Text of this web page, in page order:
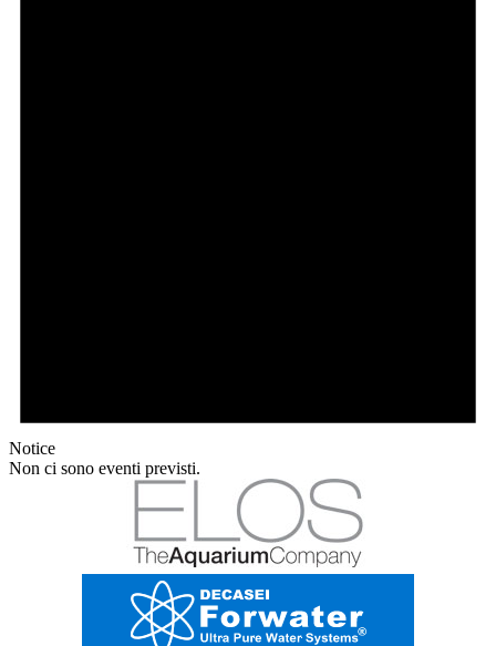
Notice
Non ci sono eventi previsti.